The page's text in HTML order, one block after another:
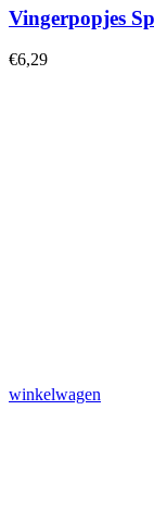
Vingerpopjes
€6,29
winkelwagen